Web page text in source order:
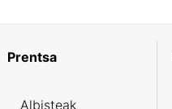
Prentsa
Albisteak